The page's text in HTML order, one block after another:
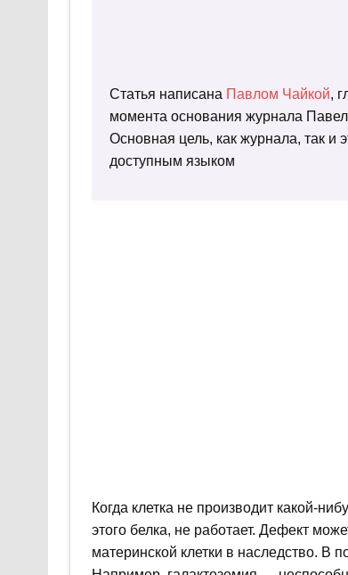
Статья написана Павлом Чайкой,
момента основания журнала
Основная цель, как журнала, так и
доступным языком
Когда клетка не производит какой-
этого белка, не работает. Дефект
материнской клетки в наследство. В